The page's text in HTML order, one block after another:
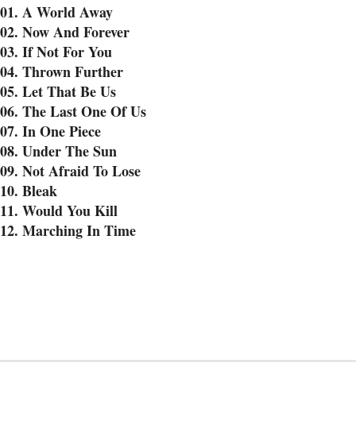
01. A World Away
02. Now And Forever
03. If Not For You
04. Thrown Further
05. Let That Be Us
06. The Last One Of Us
07. In One Piece
08. Under The Sun
09. Not Afraid To Lose
10. Bleak
11. Would You Kill
12. Marching In Time